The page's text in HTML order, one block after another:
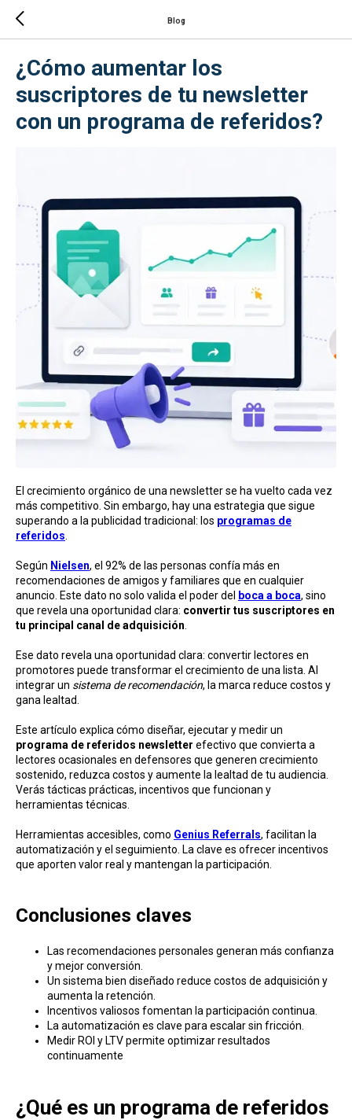
Blog
¿Cómo aumentar los
suscriptores de tu newsletter
con un programa de referidos?
El crecimiento orgánico de una newsletter se ha vuelto cada vez
más competitivo. Sin embargo, hay una estrategia que sigue
superando a la publicidad tradicional: los programas de
referidos
Según Nielsen, el 92% de las personas confía más en
recomendaciones de amigos y familiares que en cualquier
anuncio. Este dato no solo valida el poder del
boca a boca, sino
que revela una oportunidad clara: convertir tus suscriptores en
tu principal canal de adquisición
Ese dato revela una oportunidad clara: convertir lectores en
promotores puede transformar el crecimiento de una lista. Al
integrar un sistema de recomendación, la marca reduce costos y
gana lealtad.
Este artículo explica cómo diseñar, ejecutar y medir un
programa de referidos newsletter efectivo que convierta a
lectores ocasionales en defensores que generen crecimiento
sostenido, reduzca costos y aumente la lealtad de tu audiencia.
Verás tácticas prácticas, incentivos que funcionan y
herramientas técnicas.
Herramientas accesibles, como Genius Referrals, facilitan la
automatización y el seguimiento. La clave es ofrecer incentivos
que aporten valor real y mantengan la participación.
Conclusiones claves
Las recomendaciones personales generan más confianza
y mejor conversión.
Un sistema bien diseñado reduce costos de adquisición y
aumenta la retención.
Incentivos valiosos fomentan la participación continua.
La automatización es clave para escalar sin fricción.
Medir ROI y LTV permite optimizar resultados
continuamente
¿Qué es un programa de referidos